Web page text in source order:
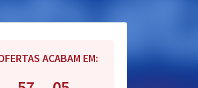
ACABAM EM: